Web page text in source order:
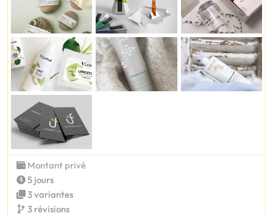
Montant privé
5 jours
3 variantes
3 révisions